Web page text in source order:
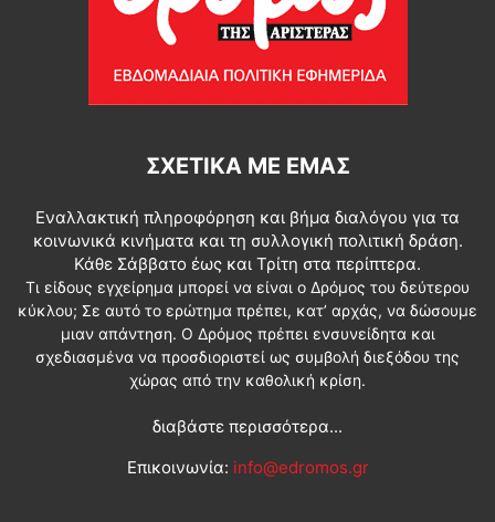
ΣΧΕΤΙΚΆ ΜΕ ΕΜΆΣ
Εναλλακτική πληροφόρηση και βήμα διαλόγου για τα
κοινωνικά κινήματα και τη συλλογική πολιτική δράση.
Κάθε Σάββατο έως και Τρίτη στα περίπτερα.
Τι είδους εγχείρημα μπορεί να είναι ο Δρόμος του δεύτερου
κύκλου; Σε αυτό το ερώτημα πρέπει, κατ’ αρχάς, να δώσουμε
μιαν απάντηση. Ο Δρόμος πρέπει ενσυνείδητα και
σχεδιασμένα να προσδιοριστεί ως συμβολή διεξόδου της
χώρας από την καθολική κρίση.
διαβάστε περισσότερα...
Επικοινωνία: info@edromos.gr